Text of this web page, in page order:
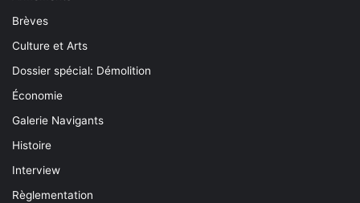
Brèves
Culture et Arts
Dossier spécial: Démolition
Économie
Galerie Navigants
Histoire
Interview
Règlementation